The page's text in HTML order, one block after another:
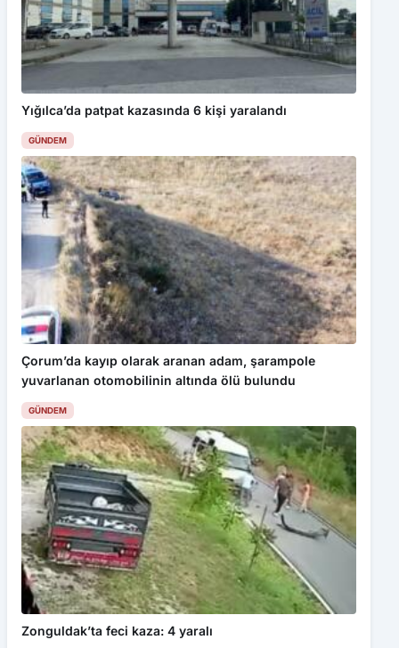
Yığılca’da patpat kazasında 6 kişi yaralandı
GÜNDEM
Çorum’da kayıp olarak aranan adam, şarampole
yuvarlanan otomobilinin altında ölü bulundu
GÜNDEM
Zonguldak’ta feci kaza: 4 yaralı